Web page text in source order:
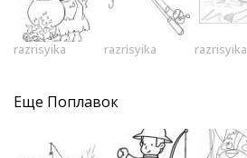
razrisyika razrisyika razrisyika
Еще Поплавок